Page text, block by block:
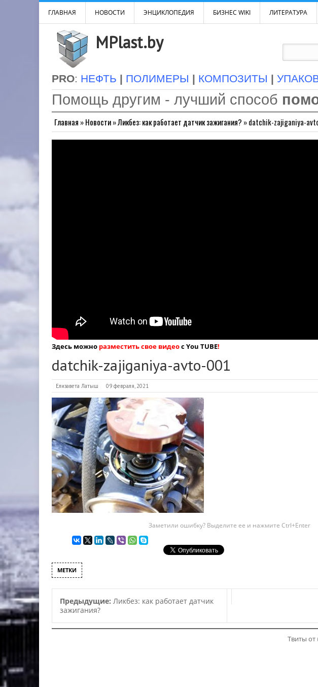
ГЛАВНАЯ НОВОСТИ ЭНЦИКЛОПЕДИЯ БИЗНЕС WIKI ЛИТЕРАТУРА
MPlast.by
PRO: НЕФТЬ | ПОЛИМЕРЫ | КОМПОЗИТЫ |
Помощь другим - лучший способ
Главная »Новости»Ликбез: как работает датчик зажигания? »datchik-zajiganiya-
Здесь можно разместить свое видеос You TUBE!
datchik-zajiganiya-avto-001
Елизавета Латыш 09 февраля, 2021
Заметили ошибку? Выделите ее и нажмите Ctrl+Enter
МЕТКИ
Предыдущие: Ликбез: как работает датчик
зажигания?
Твиты от